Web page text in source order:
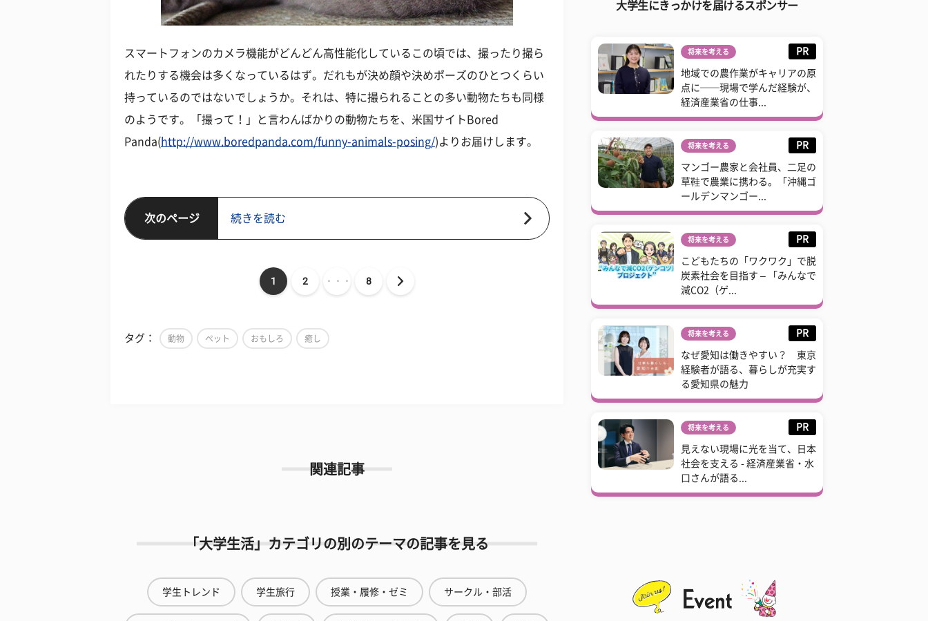
スマートフォンのカメラ機能がどんどん高性能化しているこの頃では、撮ったり撮ら
れたりする機会は多くなっているはず。だれもが決め顔や決めポーズのひとつくらい
持っているのではないでしょうか。それは、特に撮られることの多い動物たちも同様
のようです。「撮って！」と言わんばかりの動物たちを、米国サイトBored
Panda( http://www.boredpanda.com/funny-animals-posing/)よりお届けします。
次のページ 続きを読む
1 2 ・・・ 8
タグ： 動物 ペット おもしろ 癒し
関連記事
「大学生活」カテゴリの別のテーマの記事を見る
学生トレンド 学生旅行 授業・履修・ゼミ サークル・部活
大学生にきっかけを届けるスポンサー
将来を考える PR
地域での農作業がキャリアの原
点に──現場で学んだ経験が、
経済産業省の仕事...
将来を考える PR
マンゴー農家と会社員、二足の
草鞋で農業に携わる。「沖縄ゴ
ールデンマンゴー...
将来を考える PR
こどもたちの「ワクワク」で脱
炭素社会を目指す – 「みんなで
減CO2（ゲ...
将来を考える PR
なぜ愛知は働きやすい？ 東京
経験者が語る、暮らしが充実す
る愛知県の魅力
将来を考える PR
見えない現場に光を当て、日本
社会を支える - 経済産業省・水
口さんが語る...